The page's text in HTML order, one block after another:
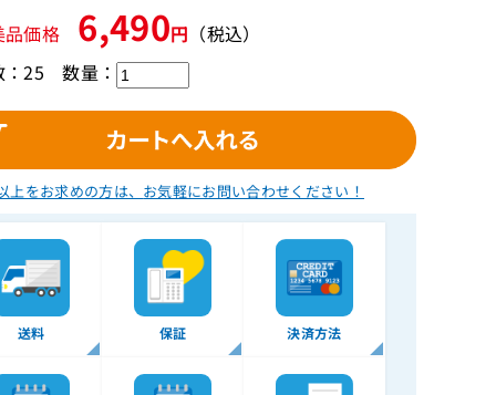
品価格 6,490円 （税込）
：25 数量：
上をお求めの方は、 お気軽にお問い合わせください！
送料 保証 決済方法